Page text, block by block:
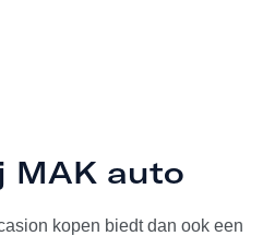
MAK auto
kopen biedt dan ook een